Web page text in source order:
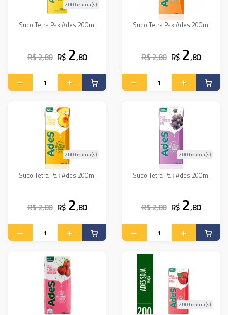
Suco Tetra Pak Ades 200ml
200 Grama(s)
R$ 2,80 R$ 2,80
Suco Tetra Pak Ades 200ml
R$ 2,80 R$ 2,80
Suco Tetra Pak Ades 200ml
200 Grama(s)
R$ 2,80 R$ 2,80
Suco Tetra Pak Ades 200ml
200 Grama(s)
R$ 2,80 R$ 2,80
200 Grama(s)